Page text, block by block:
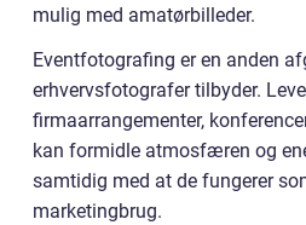
mulig med amatørbilleder.
Eventfotografing er en anden
erhvervsfotografer tilbyder.
firmaarrangementer,
kan formidle atmosfæren og
samtidig med at de fungerer
marketingbrug.